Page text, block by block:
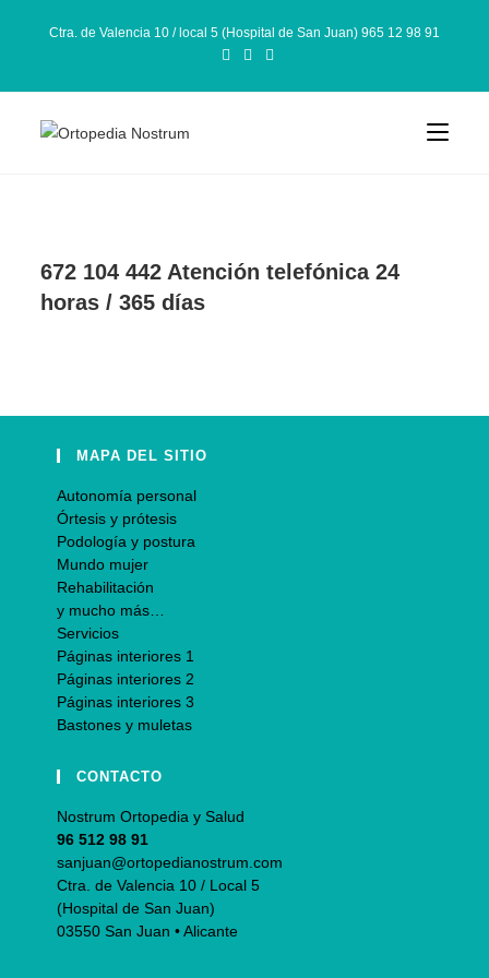
Ctra. de Valencia 10 / local 5 (Hospital de San Juan) 965 12 98 91
672 104 442 Atención telefónica 24
horas / 365 días
MAPA DEL SITIO
Autonomía personal
Órtesis y prótesis
Podología y postura
Mundo mujer
Rehabilitación
y mucho más…
Servicios
Páginas interiores 1
Páginas interiores 2
Páginas interiores 3
Bastones y muletas
CONTACTO
Nostrum Ortopedia y Salud
96 512 98 91
sanjuan@ortopedianostrum.com
Ctra. de Valencia 10 / Local 5
(Hospital de San Juan)
03550 San Juan • Alicante